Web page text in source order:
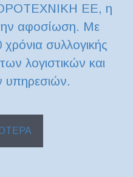
ΕΕ, η
αφοσίωση. Με
συλλογικής
λογιστικών και
υπηρεσιών.